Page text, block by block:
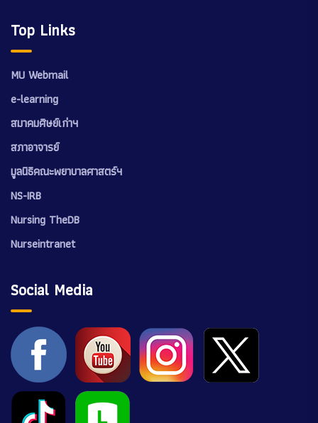
Top Links
MU Webmail
e-learning
สมาคมศิษย์เก่าฯ
สภาอาจารย์
มูลนิธิคณะพยาบาลศาสตร์ฯ
NS-IRB
Nursing TheDB
Nurseintranet
Social Media